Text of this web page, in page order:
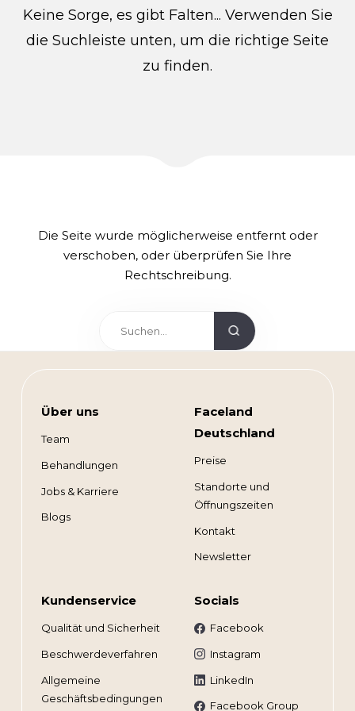
Keine Sorge, es gibt Falten... Verwenden Sie
die Suchleiste unten, um die richtige Seite
zu finden.
Die Seite wurde möglicherweise entfernt oder
verschoben, oder überprüfen Sie Ihre
Rechtschreibung.
Über uns
Team
Behandlungen
Jobs & Karriere
Blogs
Faceland
Deutschland
Preise
Standorte und
Öffnungszeiten
Kontakt
Newsletter
Kundenservice
Qualität und Sicherheit
Beschwerdeverfahren
Allgemeine
Geschäftsbedingungen
Socials
Facebook
Instagram
LinkedIn
Facebook Group